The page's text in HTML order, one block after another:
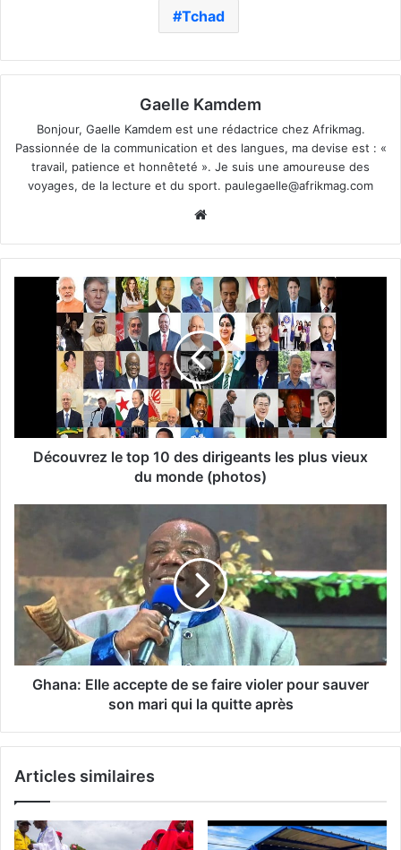
Tchad
Gaelle Kamdem
Bonjour, Gaelle Kamdem est une rédactrice chez Afrikmag.
Passionnée de la communication et des langues, ma devise est : «
travail, patience et honnêteté ». Je suis une amoureuse des
voyages, de la lecture et du sport. paulegaelle@afrikmag.com
Découvrez le top 10 des dirigeants les plus vieux
du monde (photos)
Ghana: Elle accepte de se faire violer pour sauver
son mari qui la quitte après
Articles similaires